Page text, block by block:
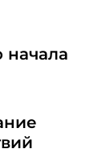
начала